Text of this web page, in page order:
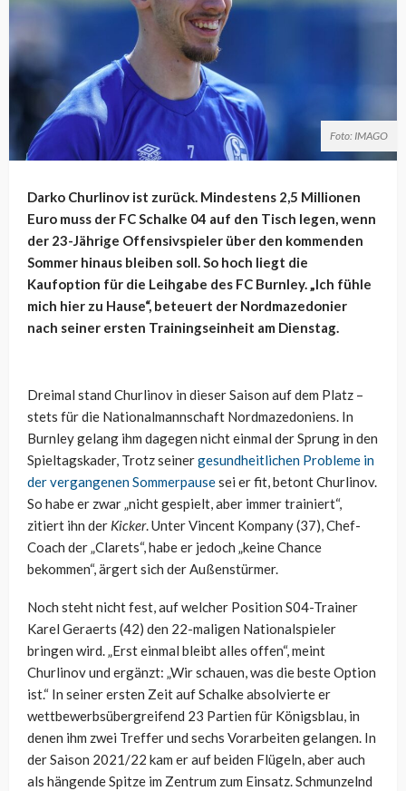
Foto: IMAGO
Darko Churlinov ist zurück. Mindestens 2,5 Millionen
Euro muss der FC Schalke 04 auf den Tisch legen, wenn
der 23-Jährige Offensivspieler über den kommenden
Sommer hinaus bleiben soll. So hoch liegt die
Kaufoption für die Leihgabe des FC Burnley. „Ich fühle
mich hier zu Hause“, beteuert der Nordmazedonier
nach seiner ersten Trainingseinheit am Dienstag.
Dreimal stand Churlinov in dieser Saison auf dem Platz –
stets für die Nationalmannschaft Nordmazedoniens. In
Burnley gelang ihm dagegen nicht einmal der Sprung in den
Spieltagskader, Trotz seinergesundheitlichen Probleme in
der vergangenen Sommerpausesei er fit, betont Churlinov.
So habe er zwar „nicht gespielt, aber immer trainiert“,
zitiert ihn der Kicker. Unter Vincent Kompany (37), Chef-
Coach der „Clarets“, habe er jedoch „keine Chance
bekommen“, ärgert sich der Außenstürmer.
Noch steht nicht fest, auf welcher Position S04-Trainer
Karel Geraerts (42) den 22-maligen Nationalspieler
bringen wird. „Erst einmal bleibt alles offen“, meint
Churlinov und ergänzt: „Wir schauen, was die beste Option
ist.“ In seiner ersten Zeit auf Schalke absolvierte er
wettbewerbsübergreifend 23 Partien für Königsblau, in
denen ihm zwei Treffer und sechs Vorarbeiten gelangen. In
der Saison 2021/22 kam er auf beiden Flügeln, aber auch
als hängende Spitze im Zentrum zum Einsatz. Schmunzelnd